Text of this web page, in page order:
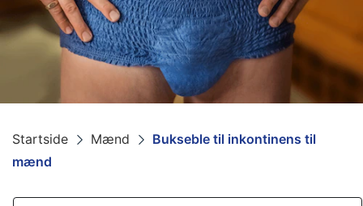
Startside Mænd
Bukseble til inkontinens til
mænd